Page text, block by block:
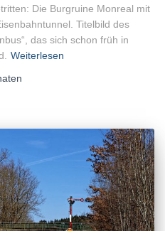
Die Burgruine Monreal mit
Titelbild des
das sich schon früh in
Weiterlesen